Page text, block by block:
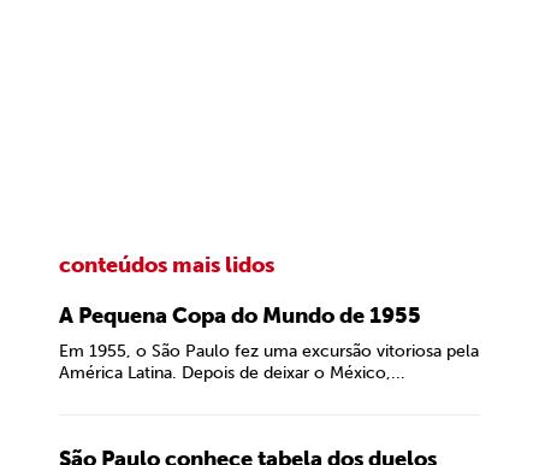
conteúdos mais lidos
A Pequena Copa do Mundo de 1955
Em 1955, o São Paulo fez uma excursão vitoriosa pela
América Latina. Depois de deixar o México,...
São Paulo conhece tabela dos duelos